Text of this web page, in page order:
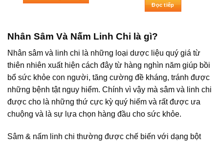
là:
1.100.000₫.
Đọc tiếp
Nhân Sâm Và Nấm Linh Chi là gì?
Nhân sâm và linh chi là những loại dược liệu quý giá từ
thiên nhiên xuất hiện cách đây từ hàng nghìn năm giúp bồi
bổ sức khỏe con người, tăng cường đề kháng, tránh được
những bệnh tật nguy hiểm. Chính vì vậy mà sâm và linh chi
được cho là những thứ cực kỳ quý hiếm và rất được ưa
chuộng và là sự lựa chọn hàng đầu cho sức khỏe.
Sâm & nấm linh chi thường được chế biến với dạng bột